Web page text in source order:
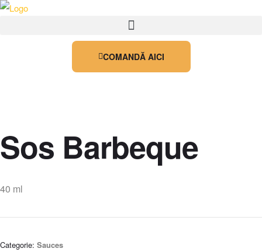
COMANDĂ AICI
Sos Barbeque
40 ml
Categorie: Sauces